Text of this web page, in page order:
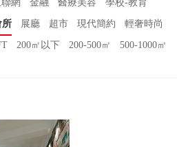
網 金融 醫療美容 學校-教育
所 展廳 超市 現代簡約 輕奢時尚
200㎡以下 200-500㎡ 500-1000㎡